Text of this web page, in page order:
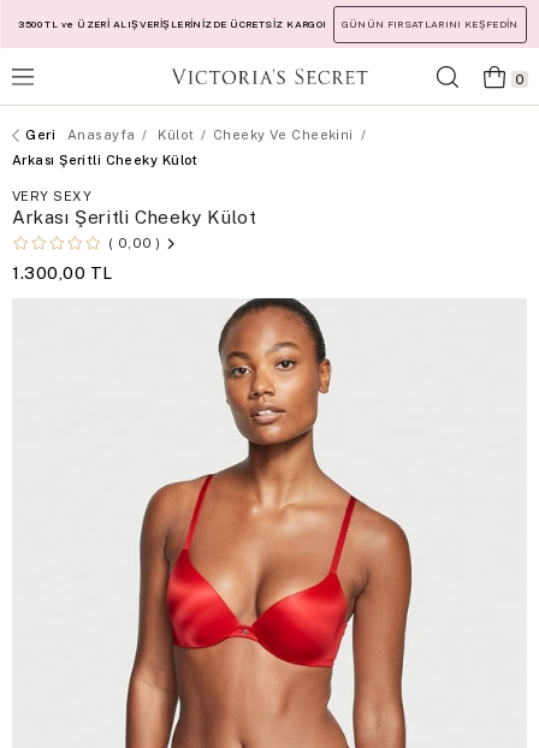
3500 TL ve ÜZERİ ALIŞVERİŞLERİNİZDE ÜCRETSİZ KARGO! GÜNÜN FIRSATLARINI KEŞFEDİN
0
Anasayfa Külot
Cheeky Ve Cheekini
Arkası Şeritli Cheeky Külot
VERY SEXY
Arkası Şeritli Cheeky Külot
0,00
1.300,00 TL